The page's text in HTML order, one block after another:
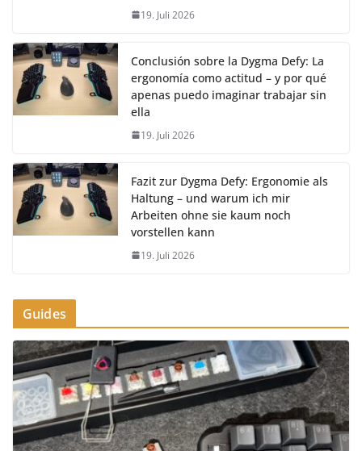
19. Juli 2026
Conclusión sobre la Dygma Defy: La
ergonomía como actitud – y por qué
apenas puedo imaginar trabajar sin
ella
19. Juli 2026
Fazit zur Dygma Defy: Ergonomie als
Haltung – und warum ich mir
Arbeiten ohne sie kaum noch
vorstellen kann
19. Juli 2026
Guides